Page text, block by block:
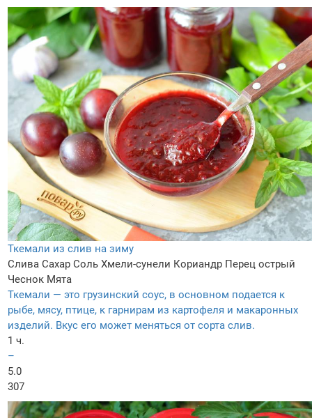
Ткемали из слив на зиму
Слива Сахар Соль Хмели-сунели Кориандр Перец острый
Чеснок Мята
Ткемали — это грузинский соус, в основном подается к
рыбе, мясу, птице, к гарнирам из картофеля и макаронных
изделий. Вкус его может меняться от сорта слив.
1 ч.
–
5.0
307